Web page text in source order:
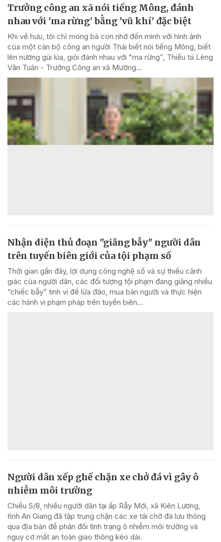
Trưởng công an xã nói tiếng Mông, đánh
nhau với 'ma rừng' bằng 'vũ khí' đặc biệt
Khi về hưu, tôi chỉ mong bà con nhớ đến mình với hình ảnh
của một cán bộ công an người Thái biết nói tiếng Mông, biết
lên nương gùi lúa, giỏi đánh nhau với "ma rừng”, Thiếu tá Lèng
Văn Tuân - Trưởng Công an xã Mường...
Nhận diện thủ đoạn "giăng bẫy" người dân
trên tuyến biên giới của tội phạm số
Thời gian gần đây, lợi dụng công nghệ số và sự thiếu cảnh
giác của người dân, các đối tượng tội phạm đang giăng nhiều
“chiếc bẫy” tinh vi để lừa đảo, mua bán người và thực hiện
các hành vi phạm pháp trên tuyến biên...
Người dân xếp ghế chặn xe chở đá vì gây ô
nhiễm môi trường
Chiều 5/8, nhiều người dân tại ấp Rẫy Mới, xã Kiên Lương,
tỉnh An Giang đã tập trung chặn các xe tải chở đá lưu thông
qua địa bàn để phản đối tình trạng ô nhiễm môi trường và
nguy cơ mất an toàn giao thông kéo dài.